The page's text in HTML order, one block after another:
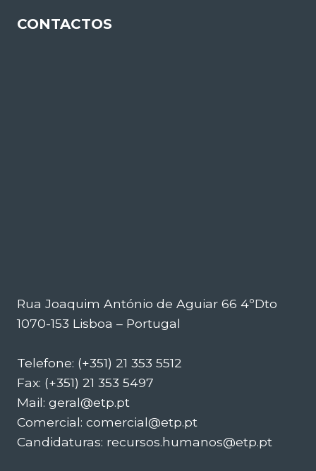
CONTACTOS
Rua Joaquim António de Aguiar 66 4ºDto
1070-153 Lisboa – Portugal
Telefone: (+351) 21 353 5512
Fax: (+351) 21 353 5497
Mail: geral@etp.pt
Comercial: comercial@etp.pt
Candidaturas: recursos.humanos@etp.pt